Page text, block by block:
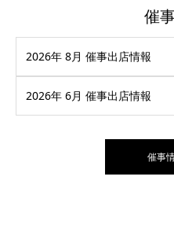
催
2026年 8月 催事出店情報
2026年 6月 催事出店情報
催事